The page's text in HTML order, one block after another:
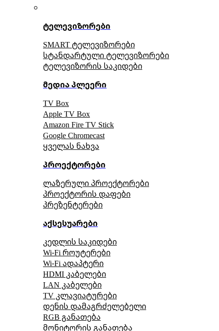
ტელევიზორები
SMART ტელევიზორები
სტანდარტული ტელევიზორები
ტელევიზორის საკიდები
მედია პლეერი
TV Box
Apple TV Box
Amazon Fire TV Stick
Google Chromecast
ყველას ნახვა
პროექტორები
ლაზერული პროექტორები
პროექტორის დაფები
პრეზენტერები
აქსესუარები
კედლის საკიდები
Wi-Fi როუტერები
Wi-Fi ადაპტერი
HDMI კაბელები
LAN კაბელები
TV კლავიატურები
დენის დამაგრძელებელი
RGB განათება
მონიტორის განათება